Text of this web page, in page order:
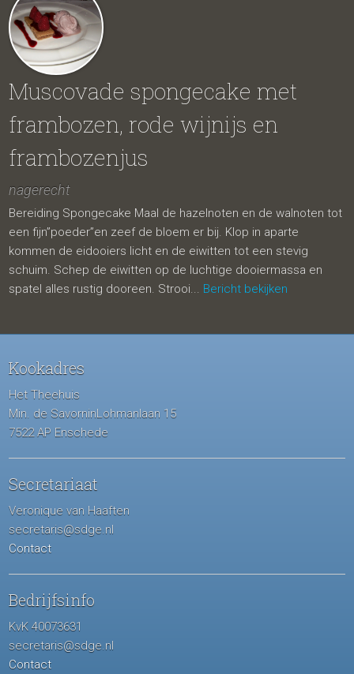
Muscovade spongecake met
frambozen, rode wijnijs en
frambozenjus
nagerecht
Bereiding Spongecake Maal de hazelnoten en de walnoten tot
een fijn”poeder”en zeef de bloem er bij. Klop in aparte
kommen de eidooiers licht en de eiwitten tot een stevig
schuim. Schep de eiwitten op de luchtige dooiermassa en
spatel alles rustig dooreen. Strooi... Bericht bekijken
Kookadres
Het Theehuis
Min. de SavorninLohmanlaan 15
7522 AP Enschede
Secretariaat
Veronique van Haaften
secretaris@sdge.nl
Contact
Bedrijfsinfo
KvK 40073631
secretaris@sdge.nl
Contact